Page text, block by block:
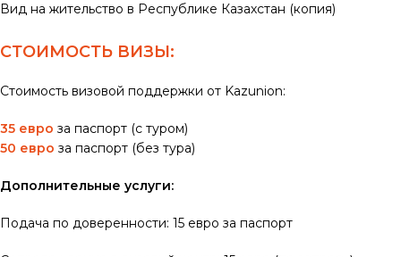
Вид на жительство в Республике Казахстан (копия)
СТОИМОСТЬ ВИЗЫ:
Стоимость визовой поддержки от Kazunion:
35 евро за паспорт (с туром)
50 евро за паспорт (без тура)
Дополнительные услуги:
Подача по доверенности: 15 евро за паспорт